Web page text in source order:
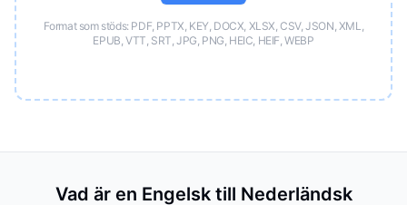
Format som stöds: PDF, PPTX, KEY, DOCX, XLSX, CSV, JSON, XML,
EPUB, VTT, SRT, JPG, PNG, HEIC, HEIF, WEBP
Vad är en Engelsk till Nederländsk